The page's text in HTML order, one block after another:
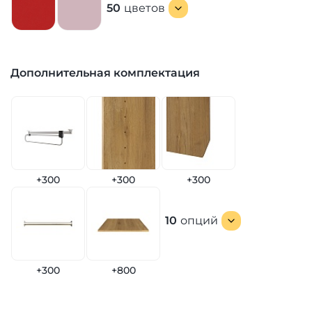
50 цветов
Дополнительная комплектация
+300 +300 +300
+300 +800
10 опций